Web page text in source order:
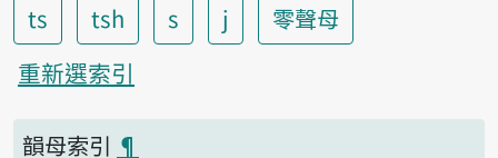
ts
tsh s j
零聲母
重新選索引
韻母索引 ¶